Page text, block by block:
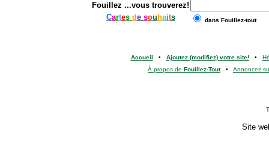
Fouillez ...vous trouverez!
Cartes de sou haits dans Fouillez-tout
Accueil • Ajoutez (modifiez) votre site!•
À propos de Fouillez-Tout• Annoncez
Site